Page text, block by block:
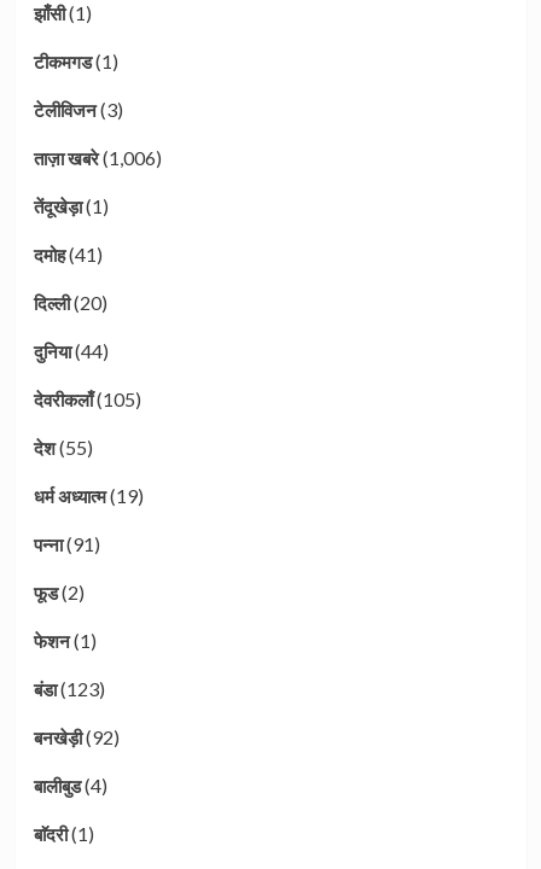
झाँसी(1)
टीकमगड(1)
टेलीविजन(3)
ताज़ा खबरे(1,006)
तेंदूखेड़ा(1)
दमोह(41)
दिल्ली(20)
दुनिया(44)
देवरीकलाँ(105)
देश(55)
धर्म अध्यात्म(19)
पन्ना(91)
फूड(2)
फेशन(1)
बंडा(123)
बनखेड़ी(92)
बालीबुड(4)
बाॅदरी(1)